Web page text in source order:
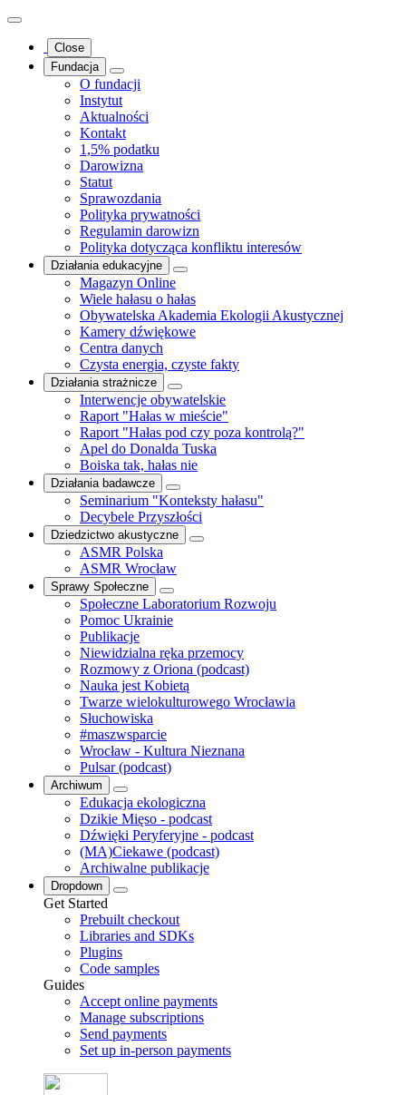
Close
Fundacja
O fundacji
Instytut
Aktualności
Kontakt
1,5% podatku
Darowizna
Statut
Sprawozdania
Polityka prywatności
Regulamin darowizn
Polityka dotycząca konfliktu interesów
Działania edukacyjne
Magazyn Online
Wiele hałasu o hałas
Obywatelska Akademia Ekologii Akustycznej
Kamery dźwiękowe
Centra danych
Czysta energia, czyste fakty
Działania strażnicze
Interwencje obywatelskie
Raport "Hałas w mieście"
Raport "Hałas pod czy poza kontrolą?"
Apel do Donalda Tuska
Boiska tak, hałas nie
Działania badawcze
Seminarium "Konteksty hałasu"
Decybele Przyszłości
Dziedzictwo akustyczne
ASMR Polska
ASMR Wrocław
Sprawy Społeczne
Społeczne Laboratorium Rozwoju
Pomoc Ukrainie
Publikacje
Niewidzialna ręka przemocy
Rozmowy z Oriona (podcast)
Nauka jest Kobietą
Twarze wielokulturowego Wrocławia
Słuchowiska
#maszwsparcie
Wrocław - Kultura Nieznana
Pulsar (podcast)
Archiwum
Edukacja ekologiczna
Dzikie Mięso - podcast
Dźwięki Peryferyjne - podcast
(MA)Ciekawe (podcast)
Archiwalne publikacje
Dropdown
Get Started
Prebuilt checkout
Libraries and SDKs
Plugins
Code samples
Guides
Accept online payments
Manage subscriptions
Send payments
Set up in-person payments